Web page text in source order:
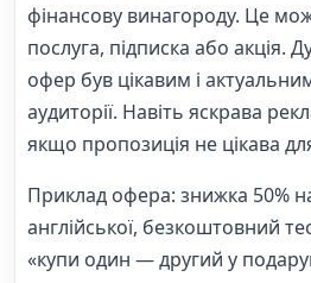
фінансову винагороду. Це
послуга, підписка або акція.
офер був цікавим і
аудиторії. Навіть яскрава
якщо пропозиція не цікава
Приклад офера: знижка 50%
англійської, безкоштовний
«купи один — другий у